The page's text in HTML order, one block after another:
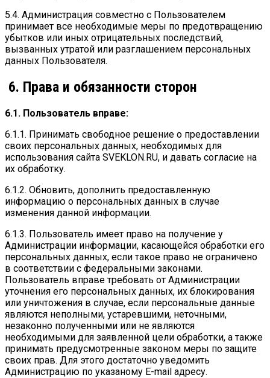
5.4. Администрация совместно с Пользователем
принимает все необходимые меры по предотвращению
убытков или иных отрицательных последствий,
вызванных утратой или разглашением персональных
данных Пользователя.
6. Права и обязанности сторон
6.1. Пользователь вправе:
6.1.1. Принимать свободное решение о предоставлении
своих персональных данных, необходимых для
использования сайта SVEKLON.RU, и давать согласие на
их обработку.
6.1.2. Обновить, дополнить предоставленную
информацию о персональных данных в случае
изменения данной информации.
6.1.3. Пользователь имеет право на получение у
Администрации информации, касающейся обработки его
персональных данных, если такое право не ограничено
в соответствии с федеральными законами.
Пользователь вправе требовать от Администрации
уточнения его персональных данных, их блокирования
или уничтожения в случае, если персональные данные
являются неполными, устаревшими, неточными,
незаконно полученными или не являются
необходимыми для заявленной цели обработки, а также
принимать предусмотренные законом меры по защите
своих прав. Для этого достаточно уведомить
Администрацию по указаному E-mail адресу.